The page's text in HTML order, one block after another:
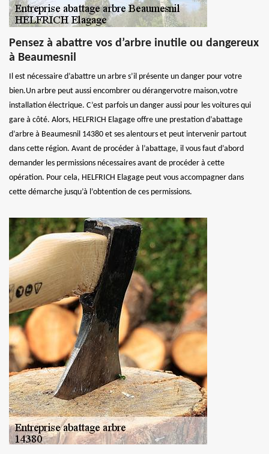
Pensez à abattre vos d’arbre inutile ou dangereux
à Beaumesnil
Il est nécessaire d’abattre un arbre s’il présente un danger pour votre
bien.Un arbre peut aussi encombrer ou dérangervotre maison,votre
installation électrique. C’est parfois un danger aussi pour les voitures qui
gare à côté. Alors, HELFRICH Elagage offre une prestation d’abattage
d’arbre à Beaumesnil 14380 et ses alentours et peut intervenir partout
dans cette région. Avant de procéder à l’abattage, il vous faut d’abord
demander les permissions nécessaires avant de procéder à cette
opération. Pour cela, HELFRICH Elagage peut vous accompagner dans
cette démarche jusqu’à l’obtention de ces permissions.